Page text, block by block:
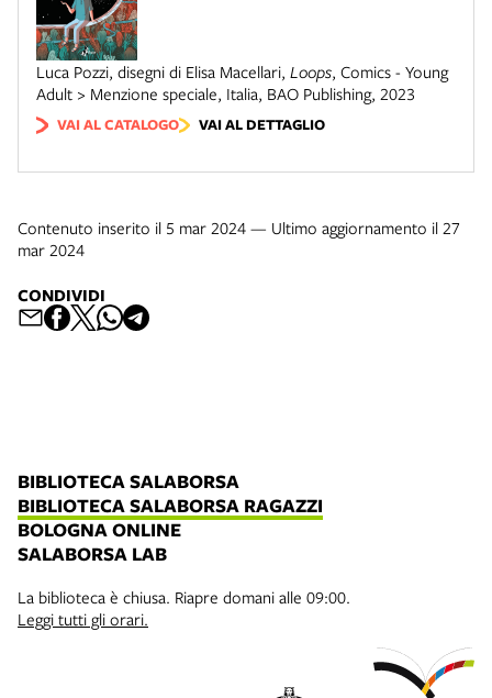
Luca Pozzi, disegni di Elisa Macellari, Loops, Comics - Young
Adult > Menzione speciale, Italia, BAO Publishing, 2023
VAI AL CATALOGO VAI AL DETTAGLIO
Contenuto inserito il 5 mar 2024 — Ultimo aggiornamento il 27
mar 2024
CONDIVIDI
BIBLIOTECA SALABORSA
BIBLIOTECA SALABORSA RAGAZZI
BOLOGNA ONLINE
SALABORSA LAB
La biblioteca è chiusa. Riapre domani alle 09:00.
Leggi tutti gli orari.